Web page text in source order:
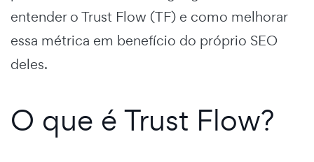
entender o Trust Flow (TF) e como melhorar
essa métrica em benefício do próprio SEO
deles.
O que é Trust Flow?